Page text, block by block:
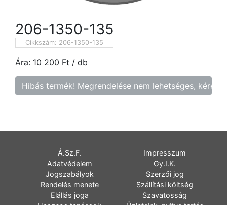
206-1350-135
Cikkszám: 206-1350-135
Ára: 10 200 Ft / db
Hibás termék! Megrendelése nem lehetséges,
Á.Sz.F.
Impresszum
Adatvédelem
Gy.I.K.
Jogszabályok
Szerzői jog
Rendelés menete
Szállítási költség
Elállás joga
Szavatosság